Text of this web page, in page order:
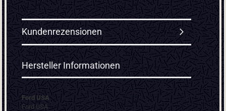
Kundenrezensionen
Hersteller Informationen
Ford USA
Ford USA